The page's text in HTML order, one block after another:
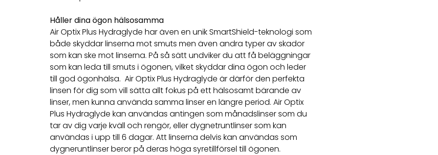
Håller dina ögon hälsosamma
Air Optix Plus Hydraglyde har även en unik SmartShield-teknologi som
både skyddar linserna mot smuts men även andra typer av skador
som kan ske mot linserna. På så sätt undviker du att få beläggningar
som kan leda till smuts i ögonen, vilket skyddar dina ögon och leder
till god ögonhälsa. Air Optix Plus Hydraglyde är därför den perfekta
linsen för dig som vill sätta allt fokus på ett hälsosamt bärande av
linser, men kunna använda samma linser en längre period. Air Optix
Plus Hydraglyde kan användas antingen som månadslinser som du
tar av dig varje kväll och rengör, eller dygnetruntlinser som kan
användas i upp till 6 dagar. Att linserna delvis kan användas som
dygneruntlinser beror på deras höga syretillförsel till ögonen.